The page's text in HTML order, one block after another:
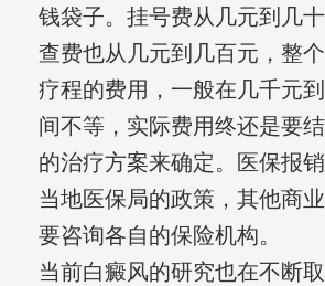
钱袋子。挂号费从几元到几
查费也从几元到几百元，整
疗程的费用，一般在几千元
间不等，实际费用终还是要
的治疗方案来确定。医保报
当地医保局的政策，其他商
要咨询各自的保险机构。
当前白癜风的研究也在不断取